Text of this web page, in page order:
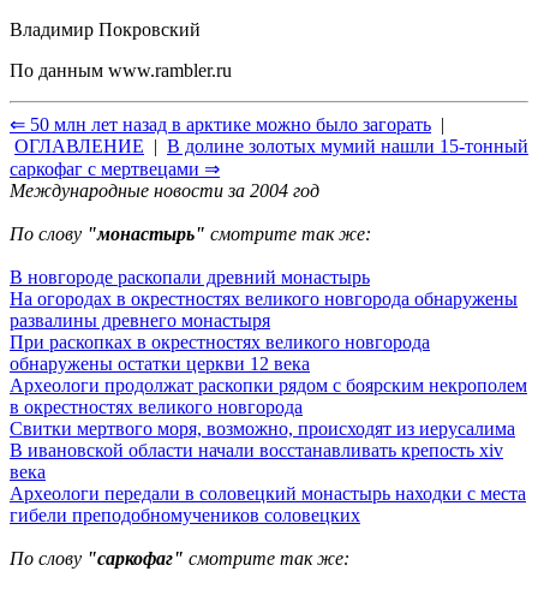
Владимир Покровский
По данным www.rambler.ru
⇐ 50 млн лет назад в арктике можно было загорать |
ОГЛАВЛЕНИЕ | В долине золотых мумий нашли 15-тонный
саркофаг с мертвецами ⇒
Международные новости за 2004 год
По слову "монастырь" смотрите так же:
В новгороде раскопали древний монастырь
На огородах в окрестностях великого новгорода обнаружены
развалины древнего монастыря
При раскопках в окрестностях великого новгорода
обнаружены остатки церкви 12 века
Археологи продолжат раскопки рядом с боярским некрополем
в окрестностях великого новгорода
Свитки мертвого моря, возможно, происходят из иерусалима
В ивановской области начали восстанавливать крепость xiv
века
Археологи передали в соловецкий монастырь находки с места
гибели преподобномучеников соловецких
По слову "саркофаг" смотрите так же: